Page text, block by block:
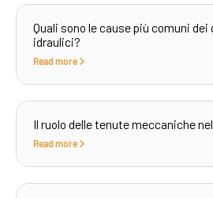
Quali sono le cause più comuni
idraulici?
Read more
Il ruolo delle tenute meccaniche
Read more